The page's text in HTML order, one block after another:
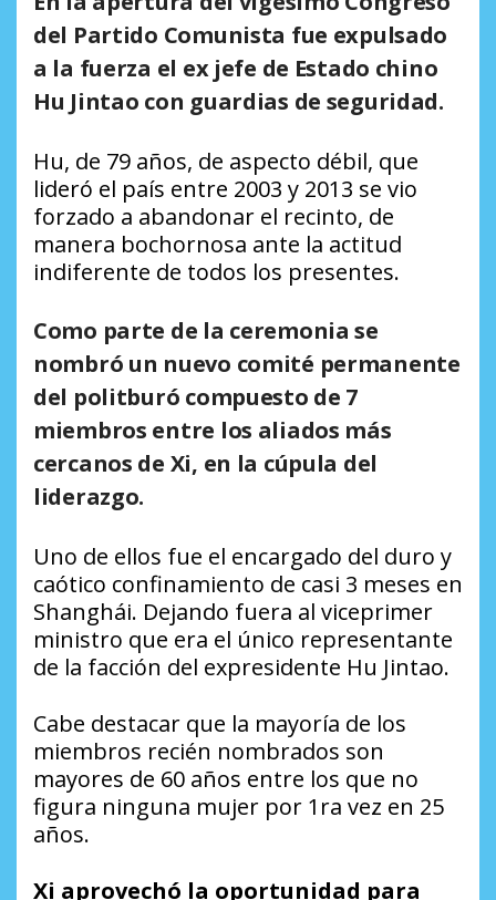
del Partido Comunista fue expulsado
a la fuerza el ex jefe de Estado chino
Hu Jintao con guardias de seguridad.
Hu, de 79 años, de aspecto débil, que
lideró el país entre 2003 y 2013 se vio
forzado a abandonar el recinto, de
manera bochornosa ante la actitud
indiferente de todos los presentes.
Como parte de la ceremonia se
nombró un nuevo comité permanente
del politburó compuesto de 7
miembros entre los aliados más
cercanos de Xi, en la cúpula del
liderazgo.
Uno de ellos fue el encargado del duro y
caótico confinamiento de casi 3 meses en
Shanghái. Dejando fuera al viceprimer
ministro que era el único representante
de la facción del expresidente Hu Jintao.
Cabe destacar que la mayoría de los
miembros recién nombrados son
mayores de 60 años entre los que no
figura ninguna mujer por 1ra vez en 25
años.
Xi aprovechó la oportunidad para